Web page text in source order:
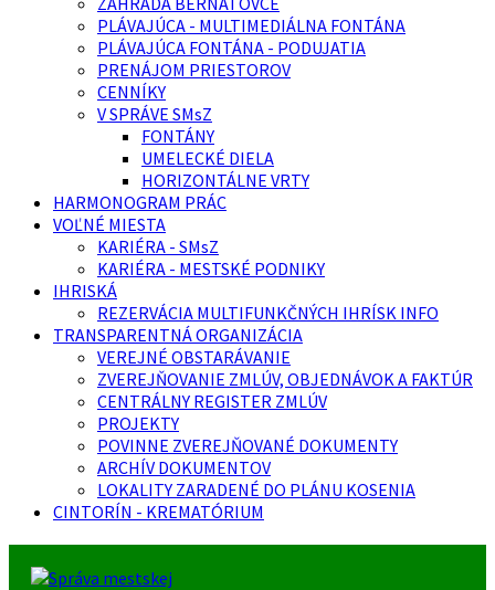
PLÁVAJÚCA - MULTIMEDIÁLNA FONTÁNA
PLÁVAJÚCA FONTÁNA - PODUJATIA
PRENÁJOM PRIESTOROV
CENNÍKY
V SPRÁVE SMsZ
FONTÁNY
UMELECKÉ DIELA
HORIZONTÁLNE VRTY
HARMONOGRAM PRÁC
VOĽNÉ MIESTA
KARIÉRA - SMsZ
KARIÉRA - MESTSKÉ PODNIKY
IHRISKÁ
REZERVÁCIA MULTIFUNKČNÝCH IHRÍSK INFO
TRANSPARENTNÁ ORGANIZÁCIA
VEREJNÉ OBSTARÁVANIE
ZVEREJŇOVANIE ZMLÚV, OBJEDNÁVOK A FAKTÚR
CENTRÁLNY REGISTER ZMLÚV
PROJEKTY
POVINNE ZVEREJŇOVANÉ DOKUMENTY
ARCHÍV DOKUMENTOV
LOKALITY ZARADENÉ DO PLÁNU KOSENIA
CINTORÍN - KREMATÓRIUM